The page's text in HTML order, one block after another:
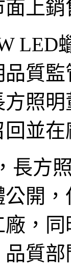
上銷
LED
質
照
並
長方
開
，
質